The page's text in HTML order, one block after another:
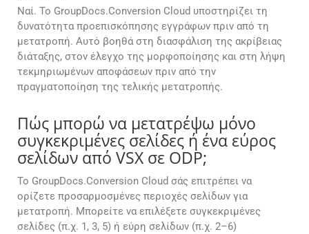
Ναί. Το GroupDocs.Conversion Cloud υποστηρίζει τη
δυνατότητα προεπισκόπησης εγγράφων πριν από τη
μετατροπή. Αυτό βοηθά στη διασφάλιση της ακρίβειας
διάταξης, στον έλεγχο της μορφοποίησης και στη λήψη
τεκμηριωμένων αποφάσεων πριν από την
πραγματοποίηση της τελικής μετατροπής.
Πώς μπορώ να μετατρέψω μόνο
συγκεκριμένες σελίδες ή ένα εύρος
σελίδων από VSX σε ODP;
Το GroupDocs.Conversion Cloud σάς επιτρέπει να
ορίζετε προσαρμοσμένες περιοχές σελίδων για
μετατροπή. Μπορείτε να επιλέξετε συγκεκριμένες
σελίδες (π.χ. 1, 3, 5) ή εύρη σελίδων (π.χ. 2–6)